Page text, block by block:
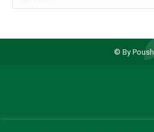
© By Poush